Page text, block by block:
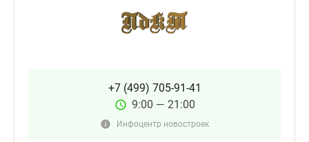
+7 (499) 705-91-41
9:00 — 21:00
Инфоцентр новостроек